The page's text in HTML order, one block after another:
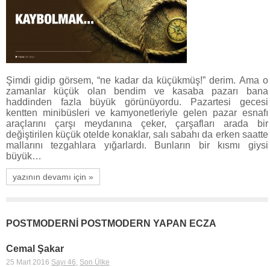
Şimdi gidip görsem, “ne kadar da küçükmüş!” derim. Ama o
zamanlar küçük olan bendim ve kasaba pazarı bana
haddinden fazla büyük görünüyordu. Pazartesi gecesi
kentten minibüsleri ve kamyonetleriyle gelen pazar esnafı
araçlarını çarşı meydanına çeker, çarşafları arada bir
değiştirilen küçük otelde konaklar, salı sabahı da erken saatte
mallarını tezgahlara yığarlardı. Bunların bir kısmı giysi
büyük…
yazının devamı için »
POSTMODERNİ POSTMODERN YAPAN ECZA
Cemal Şakar
25 Mart 2016 Sayı 46, Son Ülke